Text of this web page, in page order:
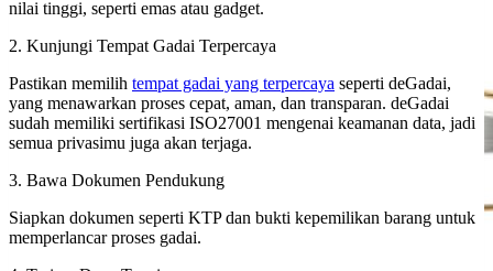
nilai tinggi, seperti emas atau gadget.
2. Kunjungi Tempat Gadai Terpercaya
Pastikan memilih tempat gadai yang terpercaya seperti deGadai,
yang menawarkan proses cepat, aman, dan transparan. deGadai
sudah memiliki sertifikasi ISO27001 mengenai keamanan data, jadi
semua privasimu juga akan terjaga.
3. Bawa Dokumen Pendukung
Siapkan dokumen seperti KTP dan bukti kepemilikan barang untuk
memperlancar proses gadai.